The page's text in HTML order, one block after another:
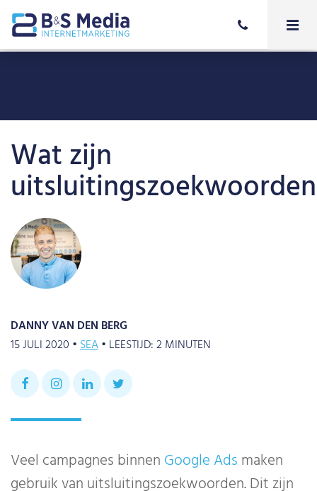
Wat zijn
DANNY VAN DEN BERG
15 JULI 2020 •SEA• LEESTIJD:2MINUTEN
Veel campagnes binnen Google Ads maken
gebruik van uitsluitingszoekwoorden. Dit zijn